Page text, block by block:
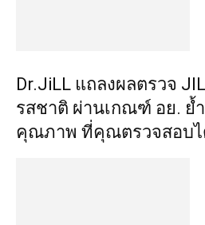
Dr.JiLL แถลงผลตรวจ
รสชาติ ผ่านเกณฑ์ อย. ย้
คุณภาพ ที่คุณตรวจสอบไ